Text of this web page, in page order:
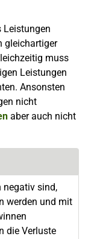
Leistungen
gleichartiger
muss
Leistungen
Ansonsten
nicht
aber auch nicht
negativ sind,
werden und mit
die Verluste